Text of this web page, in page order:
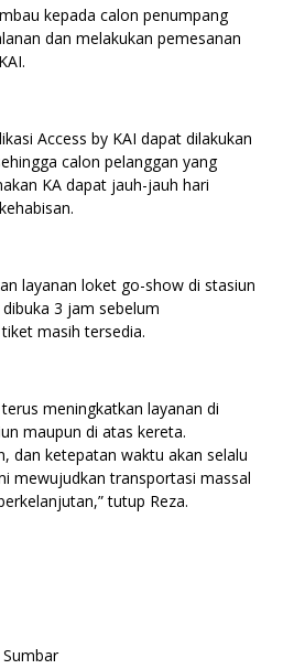
kepada calon penumpang
dan melakukan pemesanan
Access by KAI dapat dilakukan
calon pelanggan yang
KA dapat jauh-jauh hari
layanan loket go-show di stasiun
3 jam sebelum
masih tersedia.
meningkatkan layanan di
maupun di atas kereta.
dan ketepatan waktu akan selalu
mewujudkan transportasi massal
tutup Reza.